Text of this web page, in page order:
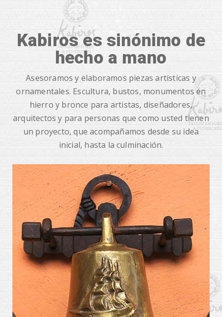
Kabiros es sinónimo de
hecho a mano
Asesoramos y elaboramos piezas artísticas y
ornamentales. Escultura, bustos, monumentos en
hierro y bronce para artistas, diseñadores,
arquitectos y para personas que como usted tienen
un proyecto, que acompañamos desde su idea
inicial, hasta la culminación.
arte_kabiros19